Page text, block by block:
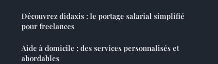
Découvrez didaxis : le portage salarial simplifié
pour freelances
Aide à domicile : des services personnalisés et
abordables